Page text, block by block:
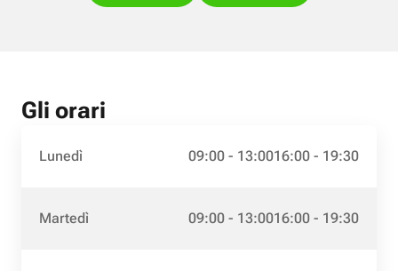
Gli orari
Lunedì 09:00 - 13:0016:00 - 19:30
Martedì 09:00 - 13:0016:00 - 19:30